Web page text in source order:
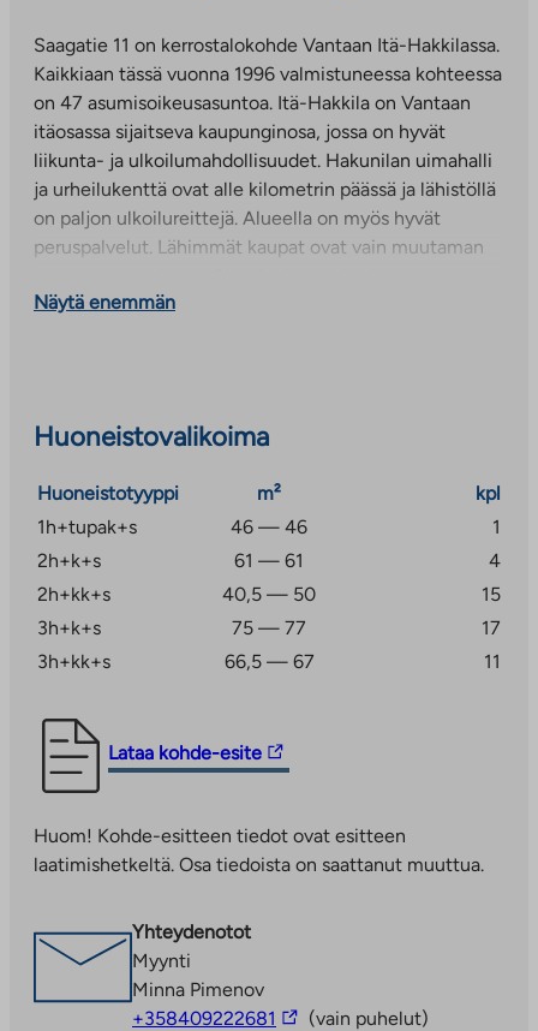
Saagatie 11 on kerrostalokohde Vantaan Itä-Hakkilassa.
Kaikkiaan tässä vuonna 1996 valmistuneessa kohteessa
on 47 asumisoikeusasuntoa. Itä-Hakkila on Vantaan
itäosassa sijaitseva kaupunginosa, jossa on hyvät
liikunta- ja ulkoilumahdollisuudet. Hakunilan uimahalli
ja urheilukenttä ovat alle kilometrin päässä ja lähistöllä
on paljon ulkoilureittejä. Alueella on myös hyvät
peruspalvelut. Lähimmät kaupat ovat vain muutaman
noin kilometrin päässä. Hyvät bussiyhteydet niin
Näytä enemmän
Huoneistovalikoima
Huoneistotyyppi m²
kpl
1h+tupak+s
46 — 46
1
2h+k+s
61 — 61
4
2h+kk+s
40,5 — 50
15
3h+k+s
75 — 77
17
3h+kk+s
66,5 — 67 11
Lataa kohde-esite
Linkki
vie
palveluun.
Linkki
uuteen
välilehteen
Huom! Kohde-esitteen tiedot ovat esitteen
laatimishetkeltä. Osa tiedoista on saattanut muuttua.
Yhteydenotot
Myynti
Minna Pimenov
+358409222681 Linkki(vain puhelut)